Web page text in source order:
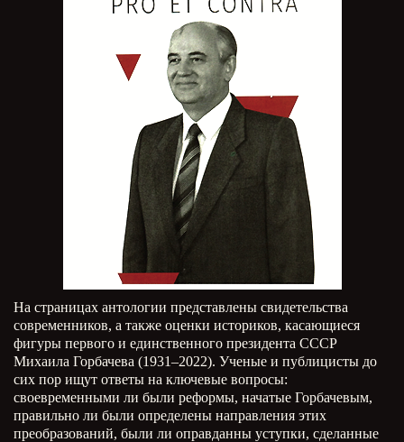
На страницах антологии представлены свидетельства
современников, а также оценки историков, касающиеся
фигуры первого и единственного президента СССР
Михаила Горбачева (1931–2022). Ученые и публицисты до
сих пор ищут ответы на ключевые вопросы:
своевременными ли были реформы, начатые Горбачевым,
правильно ли были определены направления этих
преобразований, были ли оправданны уступки, сделанные